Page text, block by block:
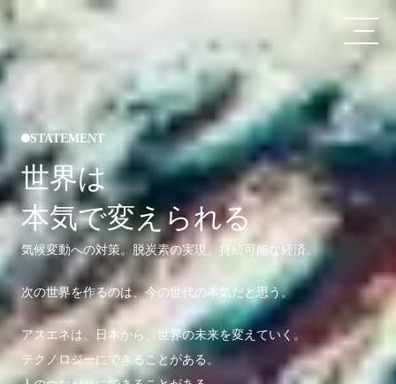
STATEMENT
世界は
本気で変えられる
気候変動への対策。脱炭素の実現。持続可能な経済。
次の世界を作るのは、今の世代の本気だと思う。
アスエネは、日本から、世界の未来を変えていく。
テクノロジーにできることがある。